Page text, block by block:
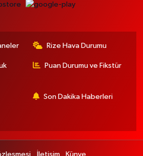
Rize Hava Durumu
Puan Durumu ve Fikstür
Son Dakika Haberleri
İletişim Künye